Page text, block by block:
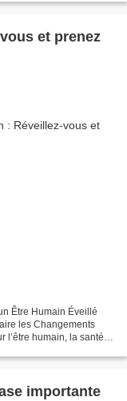
et prenez
Être Humain Éveillé
les Changements
l’être humain, la santé
importante